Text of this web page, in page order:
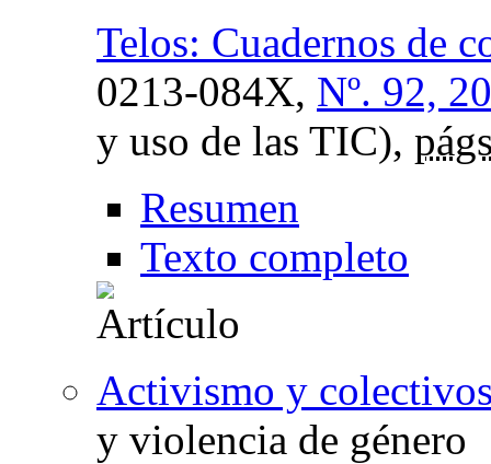
Telos: Cuadernos de
0213-084X, Nº. 92,
y uso de las TIC),
Resumen
Texto completo
Activismo y
y violencia de género